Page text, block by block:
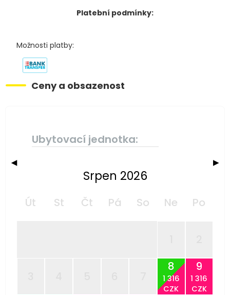
Platební podmínky:
Možnosti platby:
Ceny a obsazenost
Ubytovací jednotka:
◀ ▶
Srpen 2026
Út St Čt Pá So Ne Po
8
1 316
CZK
9
1 316
CZK